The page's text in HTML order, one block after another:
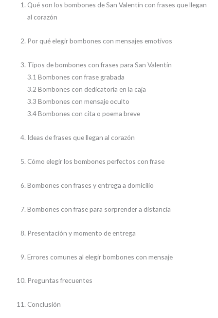
Qué son los bombones de San Valentín con frases que llegan
al corazón
Por qué elegir bombones con mensajes emotivos
Tipos de bombones con frases para San Valentín
3.1 Bombones con frase grabada
3.2 Bombones con dedicatoria en la caja
3.3 Bombones con mensaje oculto
3.4 Bombones con cita o poema breve
Ideas de frases que llegan al corazón
Cómo elegir los bombones perfectos con frase
Bombones con frases y entrega a domicilio
Bombones con frase para sorprender a distancia
Presentación y momento de entrega
Errores comunes al elegir bombones con mensaje
Preguntas frecuentes
Conclusión